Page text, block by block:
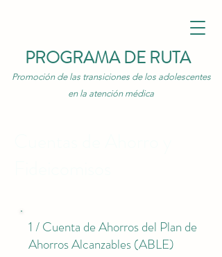
PROGRAMA DE RUTA
Promoción de las transiciones de los adolescentes
en la atención médica
1 / Cuenta de Ahorros del Plan de
Ahorros Alcanzables (ABLE)